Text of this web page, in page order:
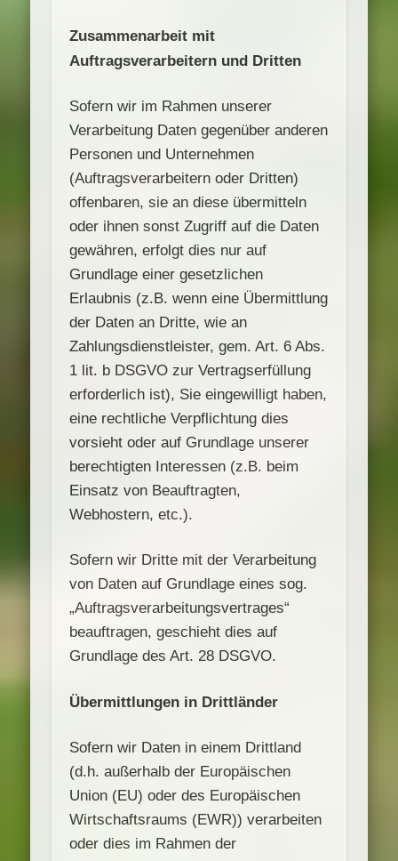
Zusammenarbeit mit
Auftragsverarbeitern und Dritten
Sofern wir im Rahmen unserer
Verarbeitung Daten gegenüber anderen
Personen und Unternehmen
(Auftragsverarbeitern oder Dritten)
offenbaren, sie an diese übermitteln
oder ihnen sonst Zugriff auf die Daten
gewähren, erfolgt dies nur auf
Grundlage einer gesetzlichen
Erlaubnis (z.B. wenn eine Übermittlung
der Daten an Dritte, wie an
Zahlungsdienstleister, gem. Art. 6 Abs.
1 lit. b DSGVO zur Vertragserfüllung
erforderlich ist), Sie eingewilligt haben,
eine rechtliche Verpflichtung dies
vorsieht oder auf Grundlage unserer
berechtigten Interessen (z.B. beim
Einsatz von Beauftragten,
Webhostern, etc.).
Sofern wir Dritte mit der Verarbeitung
von Daten auf Grundlage eines sog.
„Auftragsverarbeitungsvertrages“
beauftragen, geschieht dies auf
Grundlage des Art. 28 DSGVO.
Übermittlungen in Drittländer
Sofern wir Daten in einem Drittland
(d.h. außerhalb der Europäischen
Union (EU) oder des Europäischen
Wirtschaftsraums (EWR)) verarbeiten
oder dies im Rahmen der